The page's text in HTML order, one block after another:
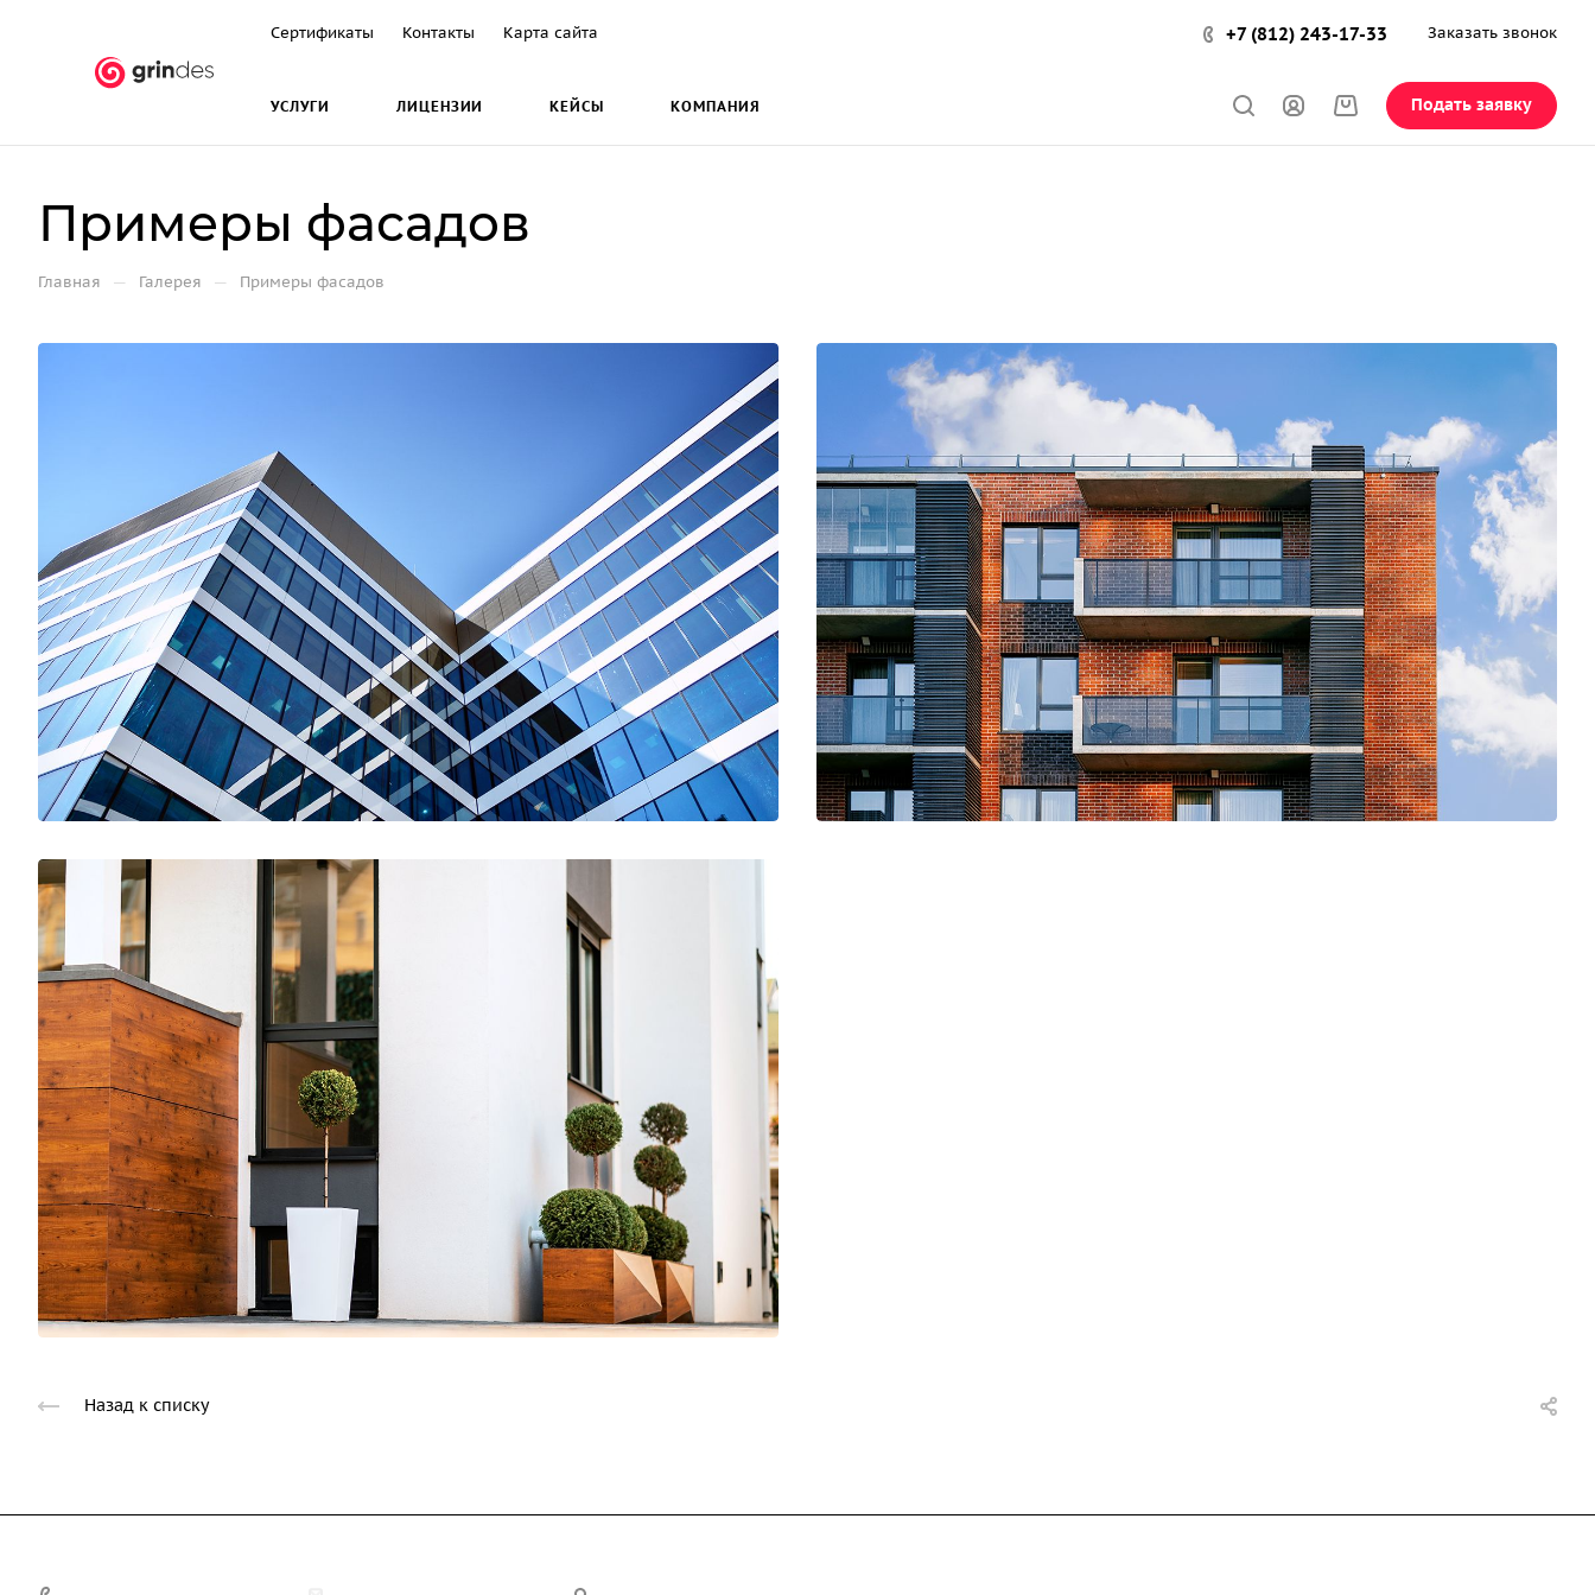
Сертификаты Контакты Карта сайта +7 (812) 243-17-33 Заказать звонок
УСЛУГИ ЛИЦЕНЗИИ КЕЙСЫ КОМПАНИЯ Подать заявку
Примеры фасадов
Главная — Галерея — Примеры фасадов
Назад к списку